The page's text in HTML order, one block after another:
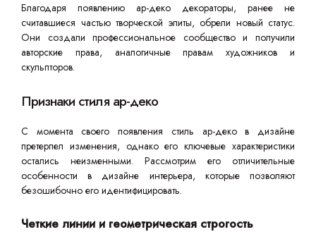
Благодаря появлению ар-деко декораторы, ранее не
считавшиеся частью творческой элиты, обрели новый статус.
Они создали профессиональное сообщество и получили
авторские права, аналогичные правам художников и
скульпторов.
Признаки стиля ар-деко
С момента своего появления стиль ар-деко в дизайне
претерпел изменения, однако его ключевые характеристики
остались неизменными. Рассмотрим его отличительные
особенности в дизайне интерьера, которые позволяют
безошибочно его идентифицировать.
Четкие линии и геометрическая строгость